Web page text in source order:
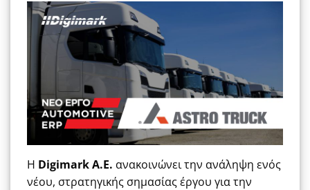
Η Digimark A.E. ανακοινώνει την ανάληψη ενός
νέου, στρατηγικής σημασίας έργου για την